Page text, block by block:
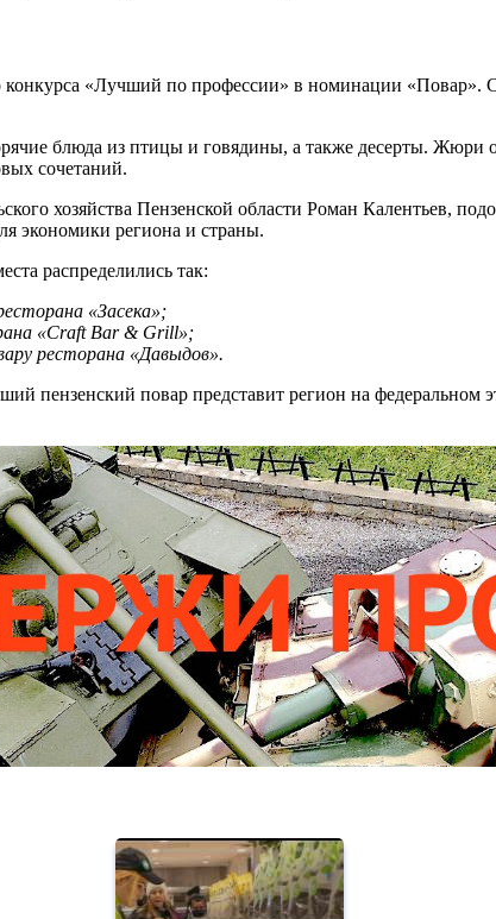
«Лучший по профессии» в номинации «Повар».
блюда из птицы и говядины, а также десерты.
сочетаний.
хозяйства Пензенской области Роман Калентьев,
экономики региона и страны.
распределились так:
«Засека»;
«Craft Bar & Grill»;
ресторана «Давыдов».
пензенский повар представит регион на федеральном